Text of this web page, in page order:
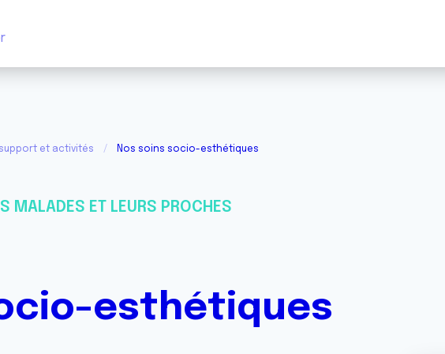
et activités Nos soins socio-esthétiques
MALADES ET LEURS PROCHES
esthétiques